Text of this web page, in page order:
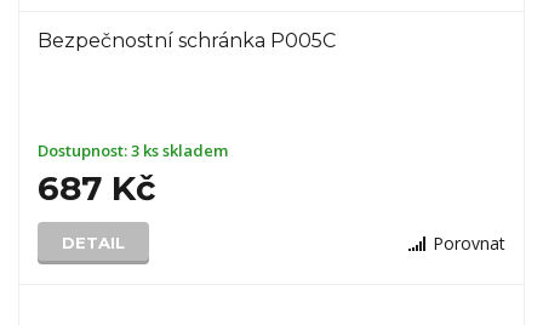
Bezpečnostní schránka P005C
Dostupnost:3 ks skladem
687 Kč
DETAIL Porovnat